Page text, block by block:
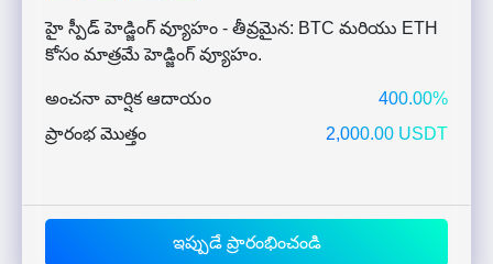
హై స్పీడ్ హెడ్జింగ్ వ్యూహం - తీవ్రమైన: BTC మరియు ETH
కోసం మాత్రమే హెడ్జింగ్ వ్యూహం.
అంచనా వార్షిక ఆదాయం
400.00%
ప్రారంభ మొత్తం
2,000.00 USDT
ఇప్పుడే ప్రారంభించండి